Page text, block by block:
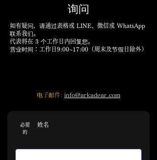
询问
如有疑问，请通过表格或 LINE、微信或 WhatsApp
联系我们。
代表将在 3 个工作日内回复您。
营业时间：工作日9:00~17:00（周末及节假日除外）
电子邮件: info@arkadear.com
必需
的
姓名